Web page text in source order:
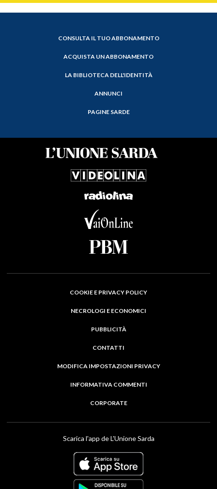
CONSULTA IL TUO ABBONAMENTO
ACQUISTA UN ABBONAMENTO
LA BIBLIOTECA DELL'IDENTITÀ
ANNUNCI
PAGINE SARDE
COOKIE E PRIVACY POLICY
NECROLOGI E ECONOMICI
PUBBLICITÀ
CONTATTI
MODIFICA IMPOSTAZIONI PRIVACY
INFORMATIVA COMMENTI
CORPORATE
Scarica l'app de L'Unione Sarda